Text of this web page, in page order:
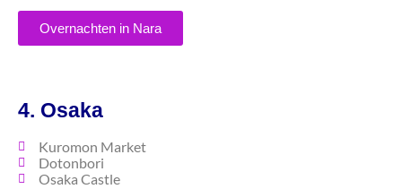
Overnachten in Nara
4. Osaka
Kuromon Market
Dotonbori
Osaka Castle